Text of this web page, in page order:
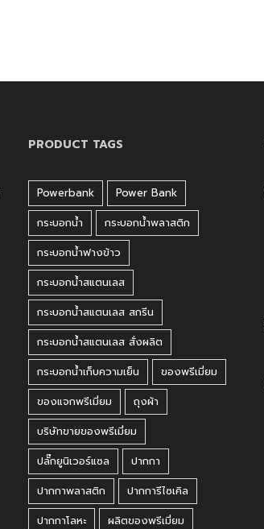
PRODUCT TAGS
Powerbank
Power Bank
กระบอกน้ำ
กระบอกน้ำพลาสติก
กระบอกน้ำฟางข้าว
กระบอกน้ำสแตนเลส
กระบอกน้ำสแตนเลส สกรีน
กระบอกน้ำสแตนเลส สั่งผลิต
กระบอกน้ำเก็บความเย็น
ของพรีเมี่ยม
ของแจกพรีเมี่ยม
ถุงผ้า
บริษัทขายของพรีเมี่ยม
ปลั๊กยูนิเวอร์แซล
ปากกา
ปากกาพลาสติก
ปากการีไซเคิล
ปากกาโลหะ
ผลิตของพรีเมี่ยม